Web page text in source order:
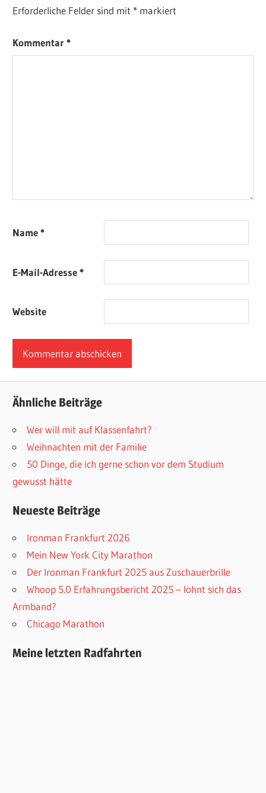
Erforderliche Felder sind mit * markiert
Kommentar*
Name*
E-Mail-Adresse*
Website
Ähnliche Beiträge
Wer will mit auf Klassenfahrt?
Weihnachten mit der Familie
50 Dinge, die ich gerne schon vor dem Studium
gewusst hätte
Neueste Beiträge
Ironman Frankfurt 2026
Mein New York City Marathon
Der Ironman Frankfurt 2025 aus Zuschauerbrille
Whoop 5.0 Erfahrungsbericht 2025 – lohnt sich das
Armband?
Chicago Marathon
Meine letzten Radfahrten